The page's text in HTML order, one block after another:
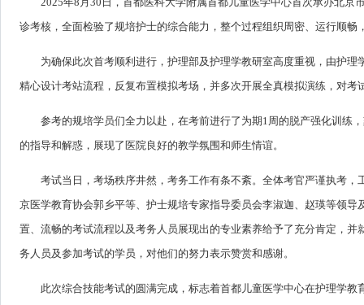
诊考核，全面检验了规培护士的综合能力，整个过程组织周密、运行顺畅
为确保此次首考顺利进行，护理部及护理学教研室高度重视，由护
精心设计考站流程，反复布置模拟考场，并多次开展全真模拟演练，对
参考的规培学员们全力以赴，在考前进行了为期1周的脱产强化训练
的指导和解惑，展现了医院良好的教学氛围和师生情谊。
考试当日，考场秩序井然，考务工作有条不紊。全体考官严谨执考
京医学教育协会郭乡平等、护士规培专家指导委员会李淑迦、赵瑛等领
置、流畅的考试流程以及考务人员展现出的专业素养给予了充分肯定，
务人员及参加考试的学员，对他们的努力表示赞赏和感谢。
此次综合技能考试的圆满完成，标志着首都儿童医学中心在护理学